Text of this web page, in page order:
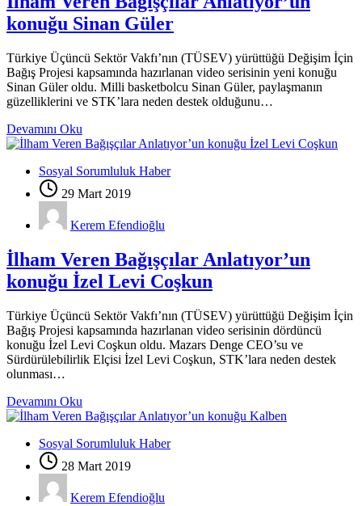
konuğu Sinan Güler
Türkiye Üçüncü Sektör Vakfı’nın (TÜSEV) yürüttüğü Değişim İçin
Bağış Projesi kapsamında hazırlanan video serisinin yeni konuğu
Sinan Güler oldu. Milli basketbolcu Sinan Güler, paylaşmanın
güzelliklerini ve STK’lara neden destek olduğunu…
Devamını Oku
Sosyal Sorumluluk Haber
29 Mart 2019
Kerem Efendioğlu
İlham Veren Bağışçılar Anlatıyor’un
konuğu İzel Levi Coşkun
Türkiye Üçüncü Sektör Vakfı’nın (TÜSEV) yürüttüğü Değişim İçin
Bağış Projesi kapsamında hazırlanan video serisinin dördüncü
konuğu İzel Levi Coşkun oldu. Mazars Denge CEO’su ve
Sürdürülebilirlik Elçisi İzel Levi Coşkun, STK’lara neden destek
olunması…
Devamını Oku
Sosyal Sorumluluk Haber
28 Mart 2019
Kerem Efendioğlu